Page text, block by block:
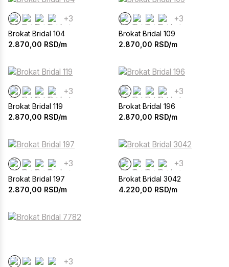
+3
Brokat Bridal 104
2.870,00 RSD/m
+3
Brokat Bridal 109
2.870,00 RSD/m
+3
Brokat Bridal 119
2.870,00 RSD/m
+3
Brokat Bridal 196
2.870,00 RSD/m
+3
Brokat Bridal 197
2.870,00 RSD/m
+3
Brokat Bridal 3042
4.220,00 RSD/m
+3